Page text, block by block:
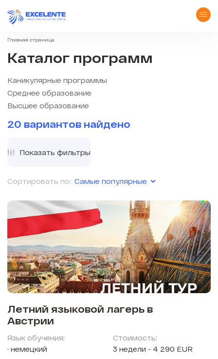
Главная страница
Каталог программ
Каникулярные программы
Среднее образование
Высшее образование
20 вариантов найдено
Сортировать по: Самые популярные
Показать фильтры
Летний языковой лагерь в
Австрии
Язык обучения:
немецкий
Стоимость:
3 недели - 4 290 EUR